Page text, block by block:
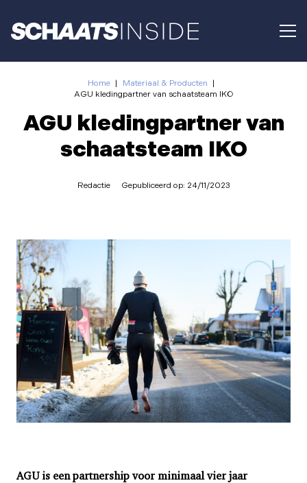
Home | Materiaal & Producten |
AGU kledingpartner van schaatsteam IKO
AGU kledingpartner van
schaatsteam IKO
Redactie Gepubliceerd op: 24/11/2023
AGU is een partnership voor minimaal vier jaar